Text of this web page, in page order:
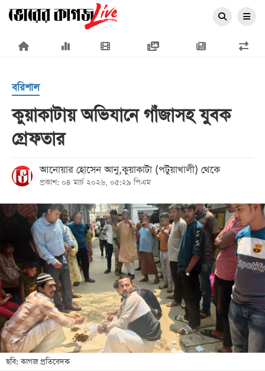
×
প্রচ্ছদ
জাতীয়
রাজনীতি
অর্থনীতি
আন্তর্জাতিক
সারাদেশ
খেলা
বিনোদন
লাইফ
স্টাইল
শিক্ষা
বরিশাল
কুয়াকাটায় অভিযানে গাঁজাসহ যুবক
গ্রেফতার
আনোয়ার হোসেন আনু,কুয়াকাটা (পটুয়াখালী) থেকে
প্রকাশ: ০৪ মার্চ ২০২৬, ০৫:২৯ পিএম
ছবি: কাগজ প্রতিবেদক